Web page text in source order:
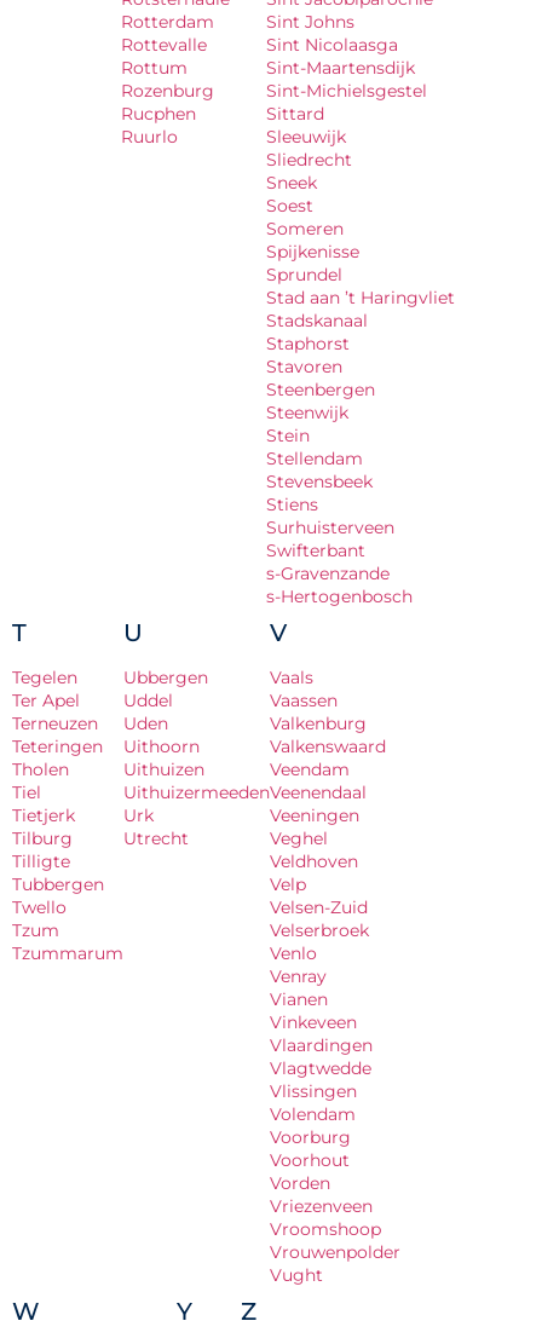
Rotterdam
Rottevalle
Rottum
Rozenburg
Rucphen
Ruurlo
Sint Johns
Sint Nicolaasga
Sint-Maartensdijk
Sint-Michielsgestel
Sittard
Sleeuwijk
Sliedrecht
Sneek
Soest
Someren
Spijkenisse
Sprundel
Stad aan ’t Haringvliet
Stadskanaal
Staphorst
Stavoren
Steenbergen
Steenwijk
Stein
Stellendam
Stevensbeek
Stiens
Surhuisterveen
Swifterbant
s-Gravenzande
s-Hertogenbosch
T
Tegelen
Ter Apel
Terneuzen
Teteringen
Tholen
Tiel
Tietjerk
Tilburg
Tilligte
Tubbergen
Twello
Tzum
Tzummarum
U
Ubbergen
Uddel
Uden
Uithoorn
Uithuizen
Uithuizermeeden
Urk
Utrecht
V
Vaals
Vaassen
Valkenburg
Valkenswaard
Veendam
Veenendaal
Veeningen
Veghel
Veldhoven
Velp
Velsen-Zuid
Velserbroek
Venlo
Venray
Vianen
Vinkeveen
Vlaardingen
Vlagtwedde
Vlissingen
Volendam
Voorburg
Voorhout
Vorden
Vriezenveen
Vroomshoop
Vrouwenpolder
Vught
W Y Z